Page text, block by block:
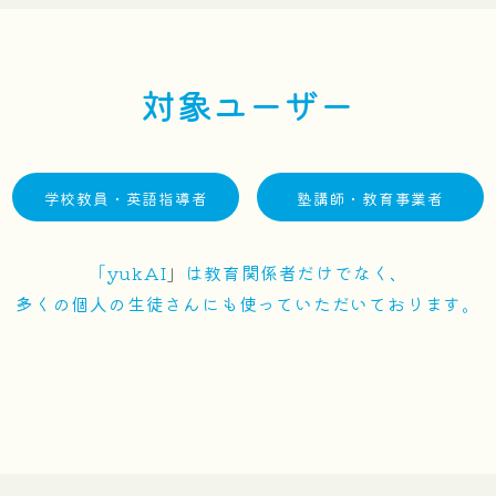
対象ユーザー
学校教員・英語指導者 塾講師・教育事業者
「yukAI 」 は教育関係者だけでなく、
多くの個人の生徒さんにも 使っていただいております。